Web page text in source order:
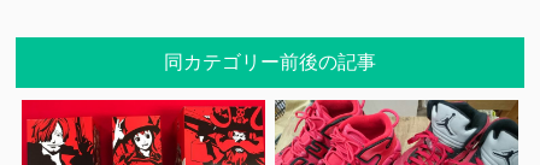
同カテゴリー前後の記事